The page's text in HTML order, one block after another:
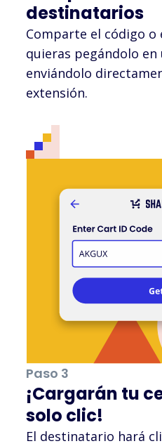
destinatarios
Comparte el código o
quieras pegándolo en
enviándolo
extensión.
Paso 3
¡Cargarán tu
solo clic!
El destinatario hará